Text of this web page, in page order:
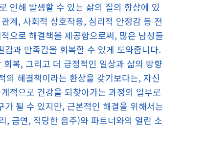
인해 발생할 수 있는 삶의 질의 향상에 있
계, 사회적 상호작용, 심리적 안정감 등 전
으로 해결책을 제공함으로써, 많은 남성들
과 만족감을 회복할 수 있게 도와줍니다.
복, 그리고 더 긍정적인 일상과 삶의 방향
해결책이라는 환상을 갖기보다는, 자신
적으로 건강을 되찾아가는 과정의 일부로
될 수 있지만, 근본적인 해결을 위해서는
, 금연, 적당한 음주)와 파트너와의 열린 소